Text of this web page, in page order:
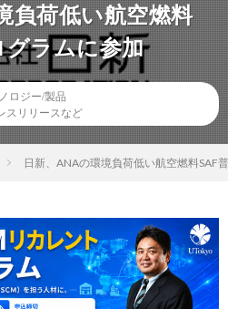
負荷低い航空燃料
グラムに参加
ロジー/製品
スリリースなど
日新、ANAの環境負荷低い航空燃料SAF